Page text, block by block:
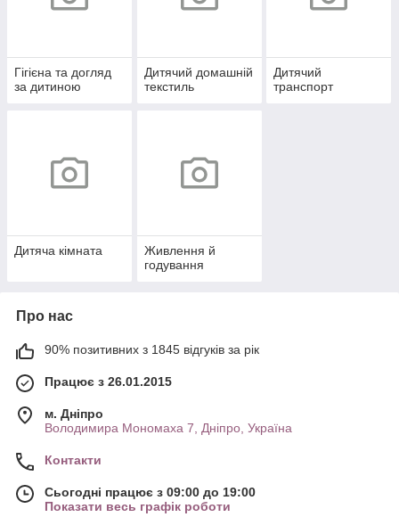
Гігієна та догляд
за дитиною
Дитячий домашній
текстиль
Дитячий
транспорт
Дитяча кімната
Живлення й
годування
Про нас
90% позитивних з 1845 відгуків за рік
Працює з 26.01.2015
м. Дніпро
Володимира Мономаха 7, Дніпро, Україна
Контакти
Сьогодні працює з 09:00 до 19:00
Показати весь графік роботи